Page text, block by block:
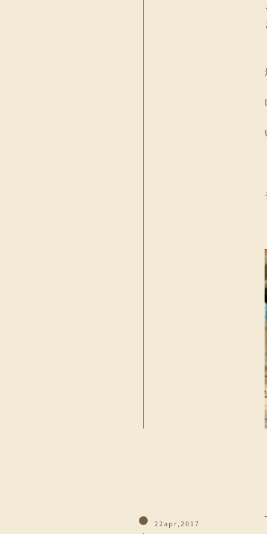
22apr,2017